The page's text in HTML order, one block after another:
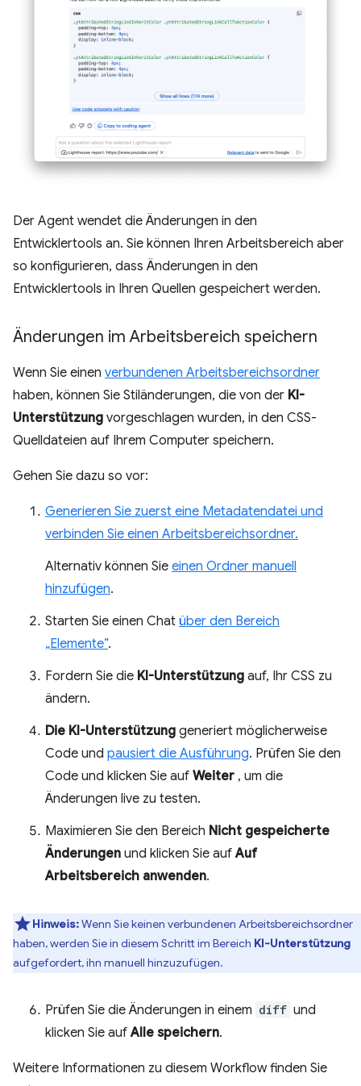
Der Agent wendet die Änderungen in den
Entwicklertools an. Sie können Ihren Arbeitsbereich aber
so konfigurieren, dass Änderungen in den
Entwicklertools in Ihren Quellen gespeichert werden.
Änderungen im Arbeitsbereich speichern
Wenn Sie einen verbundenen Arbeitsbereichsordner
haben, können Sie Stiländerungen, die von der KI-
Unterstützung vorgeschlagen wurden, in den CSS-
Quelldateien auf Ihrem Computer speichern.
Gehen Sie dazu so vor:
Generieren Sie zuerst eine Metadatendatei und
verbinden Sie einen Arbeitsbereichsordner.
Alternativ können Sie einen Ordner manuell
hinzufügen.
Starten Sie einen Chat über den Bereich
„Elemente“.
Fordern Sie die KI-Unterstützung auf, Ihr CSS zu
ändern.
Die KI-Unterstützung generiert möglicherweise
Code und pausiert die Ausführung. Prüfen Sie den
Code und klicken Sie auf Weiter , um die
Änderungen live zu testen.
Maximieren Sie den Bereich Nicht gespeicherte
Änderungen und klicken Sie aufAuf
Arbeitsbereich anwenden.
Hinweis:Wenn Sie keinen verbundenen Arbeitsbereichsordner
haben, werden Sie in diesem Schritt im Bereich KI-Unterstützung
aufgefordert, ihn manuell hinzuzufügen.
Prüfen Sie die Änderungen in einem diff und
klicken Sie aufAlle speichern.
Weitere Informationen zu diesem Workflow finden Sie